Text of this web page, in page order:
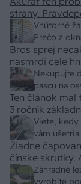
Vnútorné
Prečo z
strany.
tienenia na
predajcovia
Nekupujte
pascu na
Bros sprej
nasmrdi cele
pasca
Viete,
vám
Ten článok
3 ročník základnej školy. To fakt?
z VŠ? Dnešné rychlotvrdnuce malty - pevnosť 40 Mpa a
doba schnutia
Záhradné
vyrobíte
Žiadne
čínske skrutky.
pevnosti.